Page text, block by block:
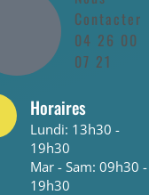
Contacter
04 26 00
07 21
Horaires
Lundi: 13h30 -
19h30
Mar - Sam: 09h30 -
19h30